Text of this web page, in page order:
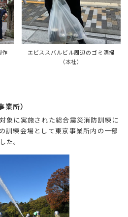
作
エビススバルビル周辺のゴミ清掃
（本社）
所）
象に実施された総合震災消防訓練に
訓練会場として東京事業所内の一部
た。